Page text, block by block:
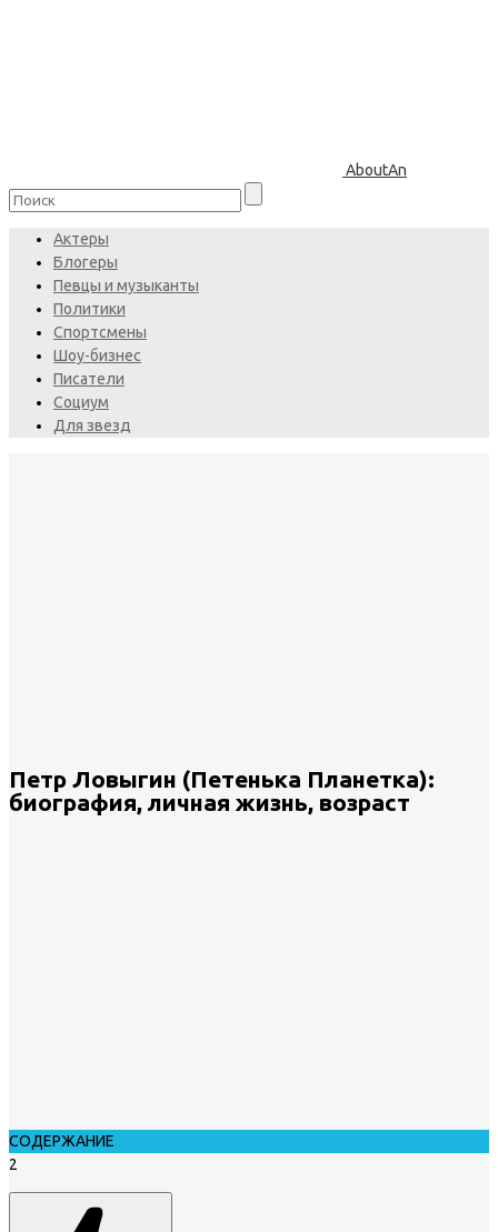
AboutAn
Актеры
Блогеры
Певцы и музыканты
Политики
Спортсмены
Шоу-бизнес
Писатели
Социум
Для звезд
Петр Ловыгин (Петенька Планетка):
биография, личная жизнь, возраст
СОДЕРЖАНИЕ
2